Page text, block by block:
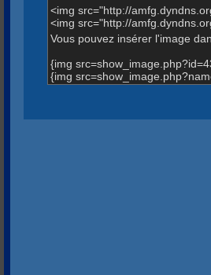
<img src="http://
<img src="http://
Vous pouvez insérer l'image
{img
{img